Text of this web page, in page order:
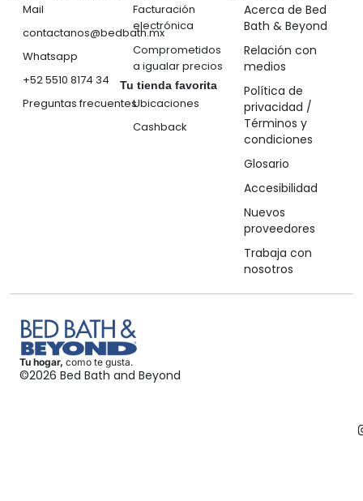
Mail
contactanos@bedbath.mx
Whatsapp
+52 5510 8174 34
Preguntas frecuentes
Facturación
electrónica
Comprometidos
a igualar precios
Tu tienda favorita
Ubicaciones
Cashback
Acerca de Bed
Bath & Beyond
Relación con
medios
Política de
privacidad /
Términos y
condiciones
Glosario
Accesibilidad
Nuevos
proveedores
Trabaja con
nosotros
Tu hogar, como te gusta.
©2026 Bed Bath and Beyond